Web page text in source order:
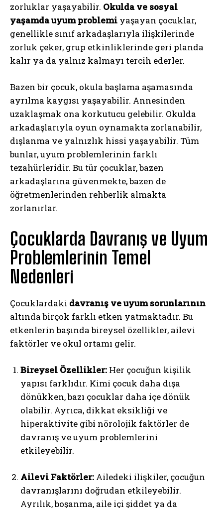
zorluklar yaşayabilir. Okulda ve sosyal
yaşamda uyum problemi yaşayan çocuklar,
genellikle sınıf arkadaşlarıyla ilişkilerinde
zorluk çeker, grup etkinliklerinde geri planda
kalır ya da yalnız kalmayı tercih ederler.
Bazen bir çocuk, okula başlama aşamasında
ayrılma kaygısı yaşayabilir. Annesinden
uzaklaşmak ona korkutucu gelebilir. Okulda
arkadaşlarıyla oyun oynamakta zorlanabilir,
dışlanma ve yalnızlık hissi yaşayabilir. Tüm
bunlar, uyum problemlerinin farklı
tezahürleridir. Bu tür çocuklar, bazen
arkadaşlarına güvenmekte, bazen de
öğretmenlerinden rehberlik almakta
zorlanırlar.
Çocuklarda Davranış ve Uyum
Problemlerinin Temel
Nedenleri
Çocuklardaki davranış ve uyum sorunlarının
altında birçok farklı etken yatmaktadır. Bu
etkenlerin başında bireysel özellikler, ailevi
faktörler ve okul ortamı gelir.
Bireysel Özellikler: Her çocuğun kişilik
yapısı farklıdır. Kimi çocuk daha dışa
dönükken, bazı çocuklar daha içe dönük
olabilir. Ayrıca, dikkat eksikliği ve
hiperaktivite gibi nörolojik faktörler de
davranış ve uyum problemlerini
etkileyebilir.
Ailevi Faktörler: Ailedeki ilişkiler, çocuğun
davranışlarını doğrudan etkileyebilir.
Ayrılık, boşanma, aile içi şiddet ya da